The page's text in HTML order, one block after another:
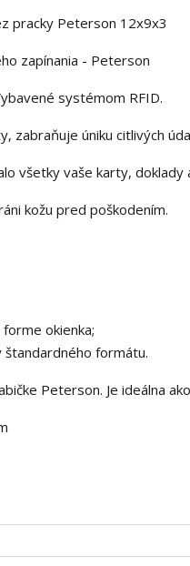
pracky Peterson 12x9x3
zapínania - Peterson
systémom RFID.
zabraňuje úniku citlivých
všetky vaše karty,
kožu pred poškodením.
okienka;
formátu.
Peterson. Je ideálna